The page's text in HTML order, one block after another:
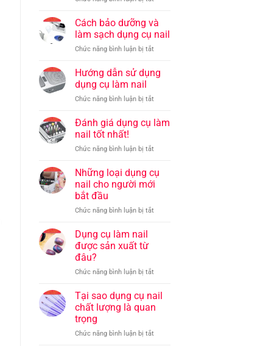
Tìm
Hiểu
Để
Đạt
Quả
Cần
Máy
Đèn
Phương
Quả
Nhà
sánh
dụng
cụ
làm
hàng
Cách bảo dưỡng và
làm sạch dụng cụ nail
Chức năng bình luận bị tắtở
bảo
dưỡng
làm
dụng
Hướng dẫn sử dụng
dụng cụ làm nail
Chức năng bình luận bị tắtở
dẫn
dụng
làm
nail
Đánh giá dụng cụ làm
nail tốt nhất!
Chức năng bình luận bị tắtở
giá
dụng
cụ
nail
Những loại dụng cụ
nail cho người mới
bắt đầu
Chức năng bình luận bị tắtở
cho
mới
đầu
Dụng cụ làm nail
được sản xuất từ
đâu?
Chức năng bình luận bị tắtở
cụ
nail
sản
Tại sao dụng cụ nail
chất lượng là quan
trọng
Chức năng bình luận bị tắtở